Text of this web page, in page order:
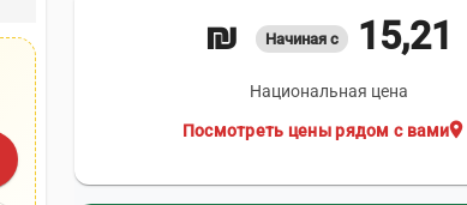
Начиная с 15,21 ₪
Национальная цена
location_on
Посмотреть цены рядом с вами